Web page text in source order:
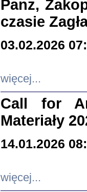
Panz,
czasie
03.02.2026
więcej...
Call for
Materiały
14.01.2026
więcej...